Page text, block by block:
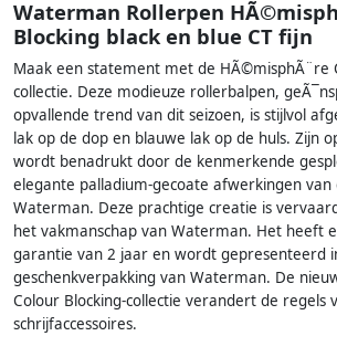
Waterman Rollerpen
Blocking black en blue CT fijn
Maak een statement met de HÃ©misphÃ¨re
collectie. Deze modieuze rollerbalpen,
opvallende trend van dit seizoen, is stijlvol
lak op de dop en blauwe lak op de huls. Zijn
wordt benadrukt door de kenmerkende
elegante palladium-gecoate afwerkingen van
Waterman. Deze prachtige creatie is
het vakmanschap van Waterman. Het heeft
garantie van 2 jaar en wordt gepresenteerd
geschenkverpakking van Waterman. De
Colour Blocking-collectie verandert de regels
schrijfaccessoires.